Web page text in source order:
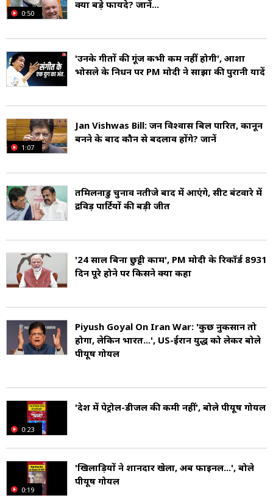
0:50
क्या बड़े फायदे? जानें...
'उनके गीतों की गूंज कभी कम नहीं होगी', आशा
भोसले के निधन पर PM मोदी ने साझा की पुरानी यादें
1:07
Jan Vishwas Bill: जन विश्वास बिल पारित, कानून
बनने के बाद कौन से बदलाव होंगे? जानें
तमिलनाडु चुनाव नतीजे बाद में आएंगे, सीट बंटवारे में
द्रविड़ पार्टियों की बड़ी जीत
'24 साल बिना छुट्टी काम', PM मोदी के रिकॉर्ड 8931
दिन पूरे होने पर किसने क्या कहा
Piyush Goyal On Iran War: 'कुछ नुकसान तो
होगा, लेकिन भारत...', US-ईरान युद्ध को लेकर बोले
पीयूष गोयल
0:23
'देश में पेट्रोल-डीजल की कमी नहीं', बोले पीयूष गोयल
0:19
'खिलाड़ियों ने शानदार खेला, अब फाइनल...', बोले
पीयूष गोयल